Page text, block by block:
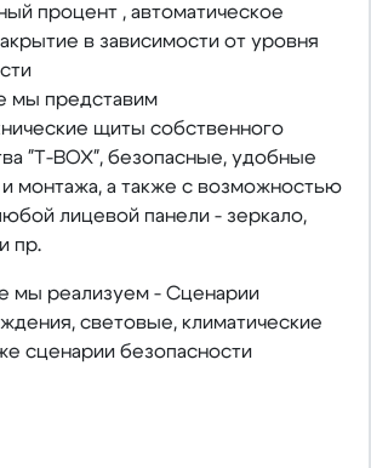
процент , автоматическое
в зависимости от уровня
мы представим
щиты собственного
"Т-BOX", безопасные, удобные
монтажа, а также с возможностью
лицевой панели - зеркало,
пр.
мы реализуем - Сценарии
световые, климатические
сценарии безопасности